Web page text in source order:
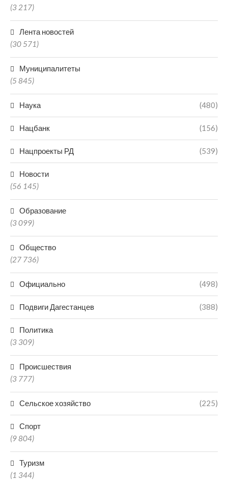
(3 217)
Лента новостей
(30 571)
Муниципалитеты
(5 845)
Наука (480)
Нацбанк (156)
Нацпроекты РД (539)
Новости
(56 145)
Образование
(3 099)
Общество
(27 736)
Официально (498)
Подвиги Дагестанцев (388)
Политика
(3 309)
Происшествия
(3 777)
Сельское хозяйство (225)
Спорт
(9 804)
Туризм
(1 344)